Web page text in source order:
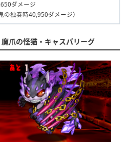
ダメージ
鬼の独奏時40,950ダメージ）
爪の怪猫・キャスパリーグ